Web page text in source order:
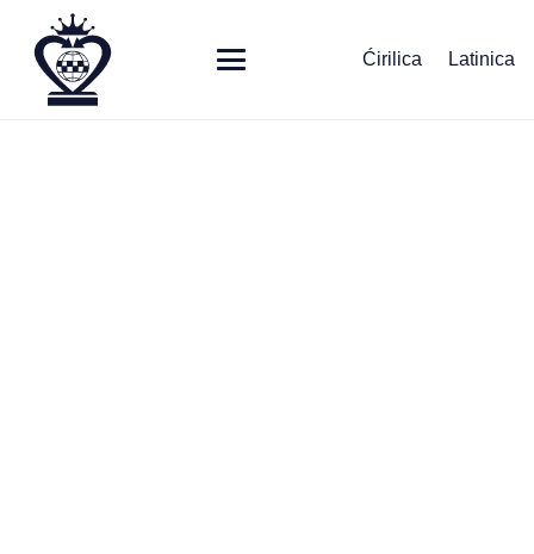
Ćirilica Latinica